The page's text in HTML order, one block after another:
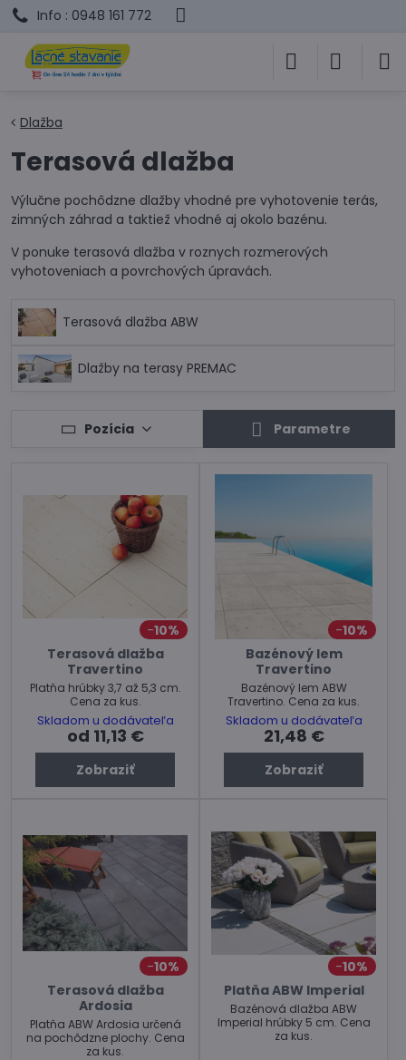
Info : 0948 161 772
Dlažba
Terasová dlažba
Výlučne pochôdzne dlažby vhodné pre vyhotovenie terás,
zimných záhrad a taktiež vhodné aj okolo bazénu.
V ponuke terasová dlažba v roznych rozmerových
vyhotoveniach a povrchových úpravách.
Terasová dlažba ABW
Dlažby na terasy PREMAC
Pozícia Parametre
10%
Terasová dlažba
Travertino
Platňa hrúbky 3,7 až 5,3 cm.
Cena za kus.
Skladom u dodávateľa
od 11,13 €
Zobraziť
10%
Bazénový lem
Travertino
Bazénový lem ABW
Travertino. Cena za kus.
Skladom u dodávateľa
21,48 €
Zobraziť
10%
Terasová dlažba
Ardosia
Platňa ABW Ardosia určená
na pochôdzne plochy. Cena
za kus.
10%
Platňa ABW Imperial
Bazénová dlažba ABW
Imperial hrúbky 5 cm. Cena
za kus.